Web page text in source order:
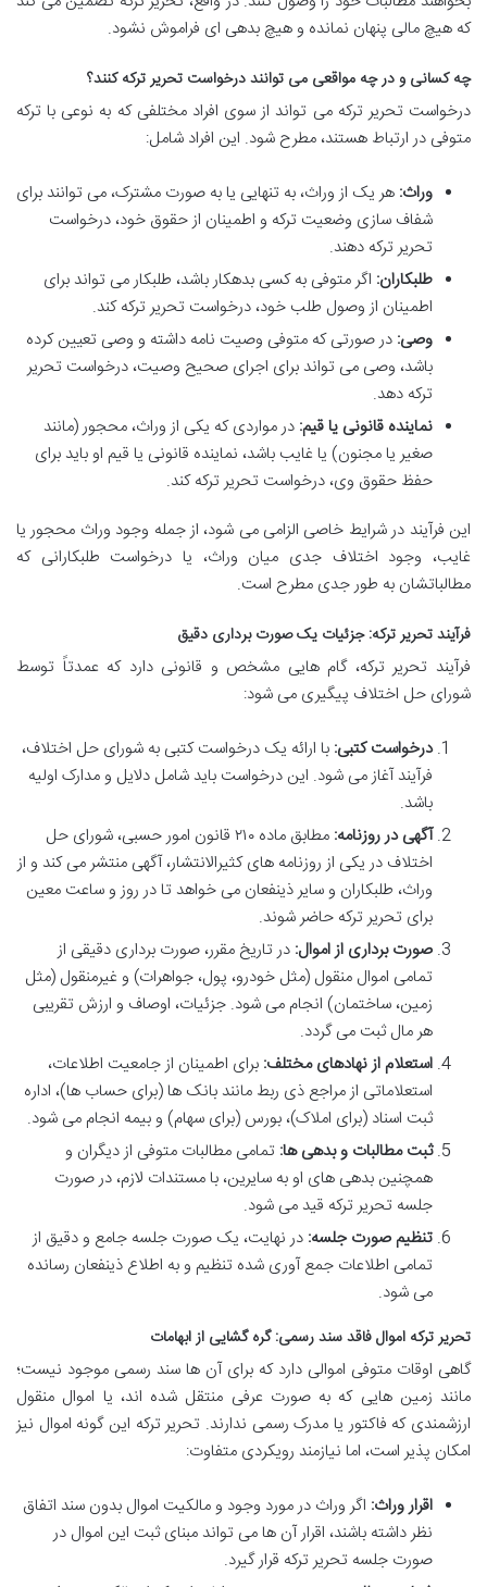
که هیچ مالی پنهان نمانده و هیچ بدهی ای فراموش نشود.
چه کسانی و در چه مواقعی می توانند درخواست تحریر ترکه کنند؟
درخواست تحریر ترکه می تواند از سوی افراد مختلفی که به نوعی با ترکه
متوفی در ارتباط هستند، مطرح شود. این افراد شامل:
وراث: هر یک از وراث، به تنهایی یا به صورت مشترک، می توانند برای
شفاف سازی وضعیت ترکه و اطمینان از حقوق خود، درخواست
تحریر ترکه دهند.
طلبکاران: اگر متوفی به کسی بدهکار باشد، طلبکار می تواند برای
اطمینان از وصول طلب خود، درخواست تحریر ترکه کند.
وصی: در صورتی که متوفی وصیت نامه داشته و وصی تعیین کرده
باشد، وصی می تواند برای اجرای صحیح وصیت، درخواست تحریر
ترکه دهد.
نماینده قانونی یا قیم: در مواردی که یکی از وراث، محجور (مانند
صغیر یا مجنون) یا غایب باشد، نماینده قانونی یا قیم او باید برای
حفظ حقوق وی، درخواست تحریر ترکه کند.
این فرآیند در شرایط خاصی الزامی می شود، از جمله وجود وراث محجور یا
غایب، وجود اختلاف جدی میان وراث، یا درخواست طلبکارانی که
مطالباتشان به طور جدی مطرح است.
فرآیند تحریر ترکه: جزئیات یک صورت برداری دقیق
فرآیند تحریر ترکه، گام هایی مشخص و قانونی دارد که عمدتاً توسط
شورای حل اختلاف پیگیری می شود:
درخواست کتبی: با ارائه یک درخواست کتبی به شورای حل اختلاف،
فرآیند آغاز می شود. این درخواست باید شامل دلایل و مدارک اولیه
باشد.
آگهی در روزنامه:
مطابق ماده ۲۱۰ قانون امور حسبی، شورای حل
اختلاف در یکی از روزنامه های کثیرالانتشار، آگهی منتشر می کند و از
وراث، طلبکاران و سایر ذینفعان می خواهد تا در روز و ساعت معین
برای تحریر ترکه حاضر شوند.
صورت برداری از اموال: در تاریخ مقرر، صورت برداری دقیقی از
تمامی اموال منقول (مثل خودرو، پول، جواهرات) و غیرمنقول (مثل
زمین، ساختمان) انجام می شود. جزئیات، اوصاف و ارزش تقریبی
هر مال ثبت می گردد.
استعلام از نهادهای مختلف: برای اطمینان از جامعیت اطلاعات،
استعلاماتی از مراجع ذی ربط مانند بانک ها (برای حساب ها)، اداره
ثبت اسناد (برای املاک)، بورس (برای سهام) و بیمه انجام می شود.
ثبت مطالبات و بدهی ها: تمامی مطالبات متوفی از دیگران و
همچنین بدهی های او به سایرین، با مستندات لازم، در صورت
جلسه تحریر ترکه قید می شود.
تنظیم صورت جلسه: در نهایت، یک صورت جلسه جامع و دقیق از
تمامی اطلاعات جمع آوری شده تنظیم و به اطلاع ذینفعان رسانده
می شود.
تحریر ترکه اموال فاقد سند رسمی: گره گشایی از ابهامات
گاهی اوقات متوفی اموالی دارد که برای آن ها سند رسمی موجود نیست؛
مانند زمین هایی که به صورت عرفی منتقل شده اند، یا اموال منقول
ارزشمندی که فاکتور یا مدرک رسمی ندارند. تحریر ترکه این گونه اموال نیز
امکان پذیر است، اما نیازمند رویکردی متفاوت:
اقرار وراث: اگر وراث در مورد وجود و مالکیت اموال بدون سند اتفاق
نظر داشته باشند، اقرار آن ها می تواند مبنای ثبت این اموال در
صورت جلسه تحریر ترکه قرار گیرد.